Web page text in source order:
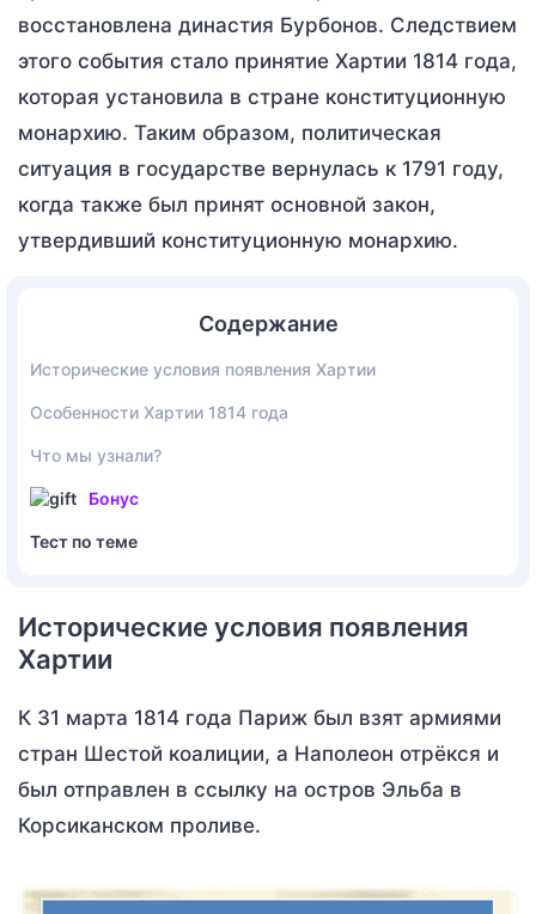
восстановлена династия Бурбонов. Следствием
этого события стало принятие Хартии 1814 года,
которая установила в стране конституционную
монархию. Таким образом, политическая
ситуация в государстве вернулась к 1791 году,
когда также был принят основной закон,
утвердивший конституционную монархию.
Содержание
Исторические условия появления Хартии
Особенности Хартии 1814 года
Что мы узнали?
Бонус
Тест по теме
Исторические условия появления
Хартии
К 31 марта 1814 года Париж был взят армиями
стран Шестой коалиции, а Наполеон отрёкся и
был отправлен в ссылку на остров Эльба в
Корсиканском проливе.